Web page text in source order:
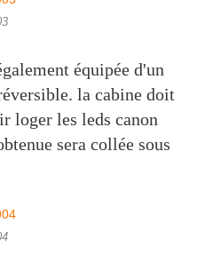
équipée d'un
la cabine doit
loger les leds canon
sera collée sous